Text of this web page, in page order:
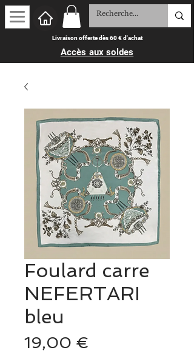
Livraison offerte dès 60 € d'achat
Accès aux soldes
Foulard carre
NEFERTARI
bleu
19,00 €